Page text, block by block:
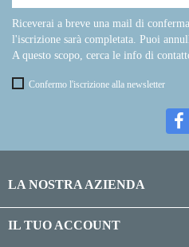
Riceverai a breve una mail di
l'iscrizione sarà completata. Puoi
A questo scopo, cerca le info di
Confermo l'iscrizione alla newsletter
LA NOSTRA AZIENDA
IL TUO ACCOUNT